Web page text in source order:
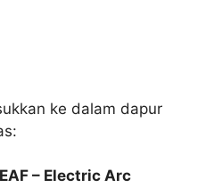
ke dalam dapur
– Electric Arc